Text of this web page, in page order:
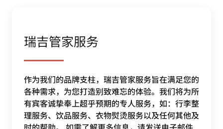
瑞吉管家服务
作为我们的品牌支柱，瑞吉管家服务旨在满足您的
各种需求，为您打造别致难忘的体验。我们将为所
有宾客诚挚奉上超乎预期的专人服务，如：行李整
理服务、饮品服务、衣物熨烫服务以及任何其他及